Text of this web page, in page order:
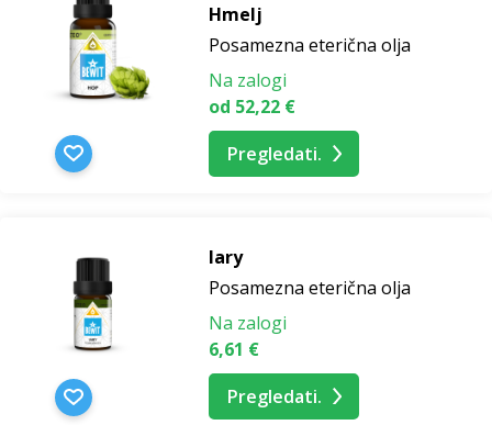
Hmelj
Posamezna eterična olja
Na zalogi
od 52,22 €
Pregledati.
Iary
Posamezna eterična olja
Na zalogi
6,61 €
Pregledati.